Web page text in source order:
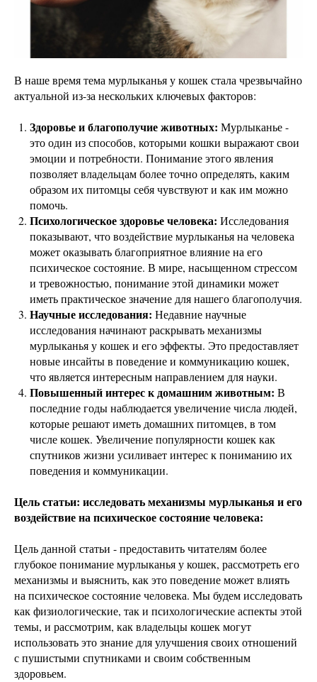
В наше время тема мурлыканья у кошек стала чрезвычайно
актуальной из-за нескольких ключевых факторов:
Здоровье и благополучие животных: Мурлыканье -
это один из способов, которыми кошки выражают свои
эмоции и потребности. Понимание этого явления
позволяет владельцам более точно определять, каким
образом их питомцы себя чувствуют и как им можно
помочь.
Психологическое здоровье человека: Исследования
показывают, что воздействие мурлыканья на человека
может оказывать благоприятное влияние на его
психическое состояние. В мире, насыщенном стрессом
и тревожностью, понимание этой динамики может
иметь практическое значение для нашего благополучия.
Научные исследования: Недавние научные
исследования начинают раскрывать механизмы
мурлыканья у кошек и его эффекты. Это предоставляет
новые инсайты в поведение и коммуникацию кошек,
что является интересным направлением для науки.
Повышенный интерес к домашним животным: В
последние годы наблюдается увеличение числа людей,
которые решают иметь домашних питомцев, в том
числе кошек. Увеличение популярности кошек как
спутников жизни усиливает интерес к пониманию их
поведения и коммуникации.
Цель статьи: исследовать механизмы мурлыканья и его
воздействие на психическое состояние человека:
Цель данной статьи - предоставить читателям более
глубокое понимание мурлыканья у кошек, рассмотреть его
механизмы и выяснить, как это поведение может влиять
на психическое состояние человека. Мы будем исследовать
как физиологические, так и психологические аспекты этой
темы, и рассмотрим, как владельцы кошек могут
использовать это знание для улучшения своих отношений
с пушистыми спутниками и своим собственным
здоровьем.